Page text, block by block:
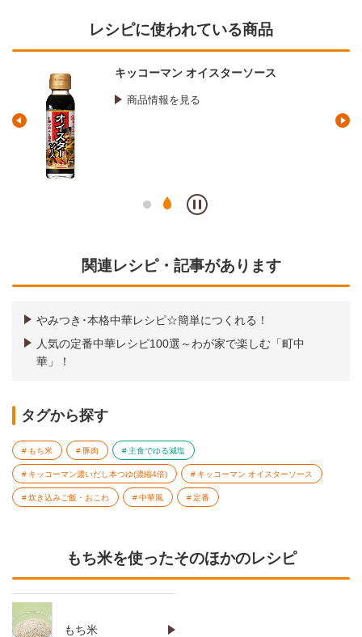
レシピに使われている商品
キッコーマン オイスターソース
商品情報を見る
関連レシピ・記事があります
やみつき･本格中華レシピ☆簡単につくれる！
人気の定番中華レシピ100選～わが家で楽しむ「町中
華」！
タグから探す
もち米 豚肉 主食でゆる減塩
キッコーマン濃いだし本つゆ(濃縮4倍) キッコーマン オイスターソース
炊き込みご飯・おこわ 中華風 定番
もち米を使ったそのほかのレシピ
もち米